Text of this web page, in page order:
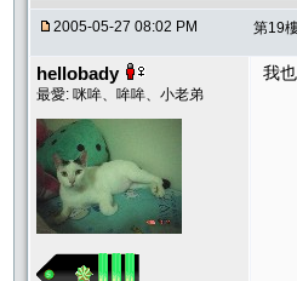
2005-05-27 08:02 PM 第19
hellobady
最愛: 咪哞、哞哞、小老弟
我